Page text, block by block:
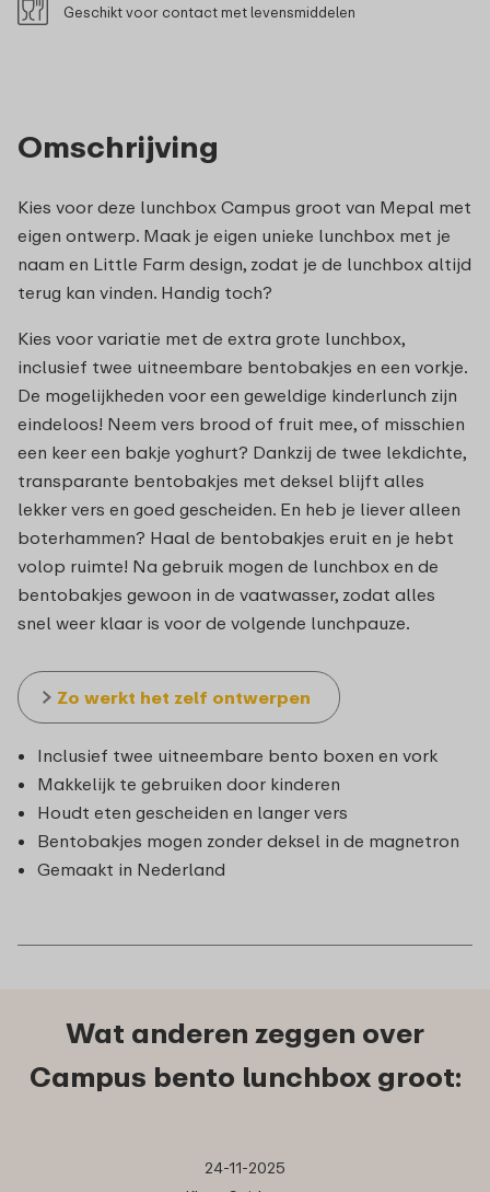
Omschrijving
Kies voor deze lunchbox Campus groot van Mepal met
eigen ontwerp. Maak je eigen unieke lunchbox met je
naam en Little Farm design, zodat je de lunchbox altijd
terug kan vinden. Handig toch?
Kies voor variatie met de extra grote lunchbox,
inclusief twee uitneembare bentobakjes en een vorkje.
De mogelijkheden voor een geweldige kinderlunch zijn
eindeloos! Neem vers brood of fruit mee, of misschien
een keer een bakje yoghurt? Dankzij de twee lekdichte,
transparante bentobakjes met deksel blijft alles
lekker vers en goed gescheiden. En heb je liever alleen
boterhammen? Haal de bentobakjes eruit en je hebt
volop ruimte! Na gebruik mogen de lunchbox en de
bentobakjes gewoon in de vaatwasser, zodat alles
snel weer klaar is voor de volgende lunchpauze.
Zo werkt het zelf ontwerpen
Inclusief twee uitneembare bento boxen en vork
Makkelijk te gebruiken door kinderen
Houdt eten gescheiden en langer vers
Bentobakjes mogen zonder deksel in de magnetron
Gemaakt in Nederland
Geschikt voor contact met levensmiddelen
Wat anderen zeggen over
Campus bento lunchbox groot:
24-11-2025